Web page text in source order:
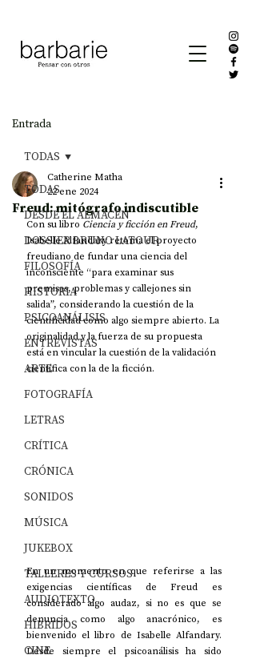
Entrada
TODAS
DESDE EL ALMACÉN
DOSSIER BRUNO LATOUR
FILOSOFÍA
HISTORIA
PSICOANÁLISIS
ENTREVISTAS
ARTE
FOTOGRAFÍA
LETRAS
CRÍTICA
CRÓNICA
SONIDOS
MÚSICA
JUKEBOX
TALLERES Y CURSOS
AUDIOTEXTO
HÍBRIDOS
CINE
TODAS
Freud: mitógrafo indiscutible
Catherine Matha
22 ene 2024
Con su libro Ciencia y ficción en Freud,
Isabelle Alfandary retoma el proyecto
freudiano de fundar una ciencia del
inconsciente “para examinar sus
premisas, problemas y callejones sin
salida”, considerando la cuestión de la
cientificidad como algo siempre abierto. La
originalidad y la fuerza de su propuesta
está en vincular la cuestión de la validación
científica con la de la ficción.
En un momento en que referirse a las
exigencias científicas de Freud es
considerado algo audaz, si no es que se
denuncia como algo anacrónico, es
bienvenido el libro de Isabelle Alfandary.
Desde siempre el psicoanálisis ha sido